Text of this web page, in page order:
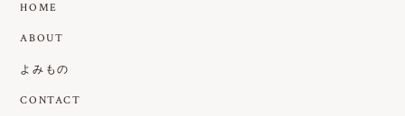
HOME
ABOUT
よみもの
CONTACT